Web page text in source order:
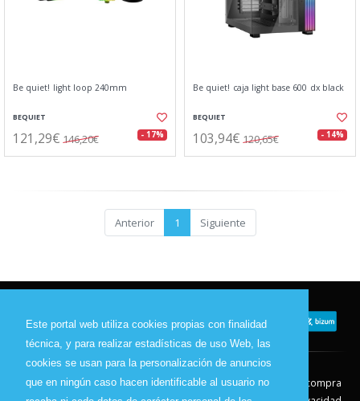
Este portal web utiliza cookies propias con finalidad
técnica, y para realizar estadísticas de uso Web, las
cookies se usan para la personalización de anuncios
que en ningún caso hacen identificable al usuario no
Be quiet! light loop 240mm
BEQUIET
121,29€ 146,20€ - 17%
Be quiet! caja light base 600 dx black
BEQUIET
103,94€ 120,65€ - 14%
Anterior 1 Siguiente
Contacto Aviso Legal
Condiciones de compra